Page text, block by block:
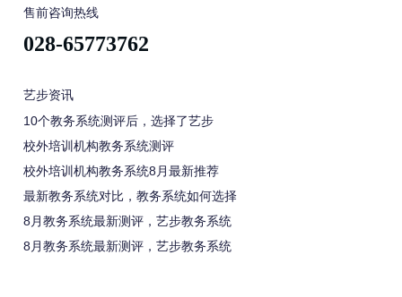
售前咨询热线
028-65773762
艺步资讯
10个教务系统测评后，选择了艺步
校外培训机构教务系统测评
校外培训机构教务系统8月最新推荐
最新教务系统对比，教务系统如何选择
8月教务系统最新测评，艺步教务系统
8月教务系统最新测评，艺步教务系统